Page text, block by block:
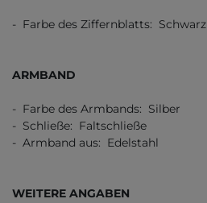
- Farbe des Ziffernblatts: Schwarz
ARMBAND
- Farbe des Armbands: Silber
- Schließe: Faltschließe
- Armband aus: Edelstahl
WEITERE ANGABEN